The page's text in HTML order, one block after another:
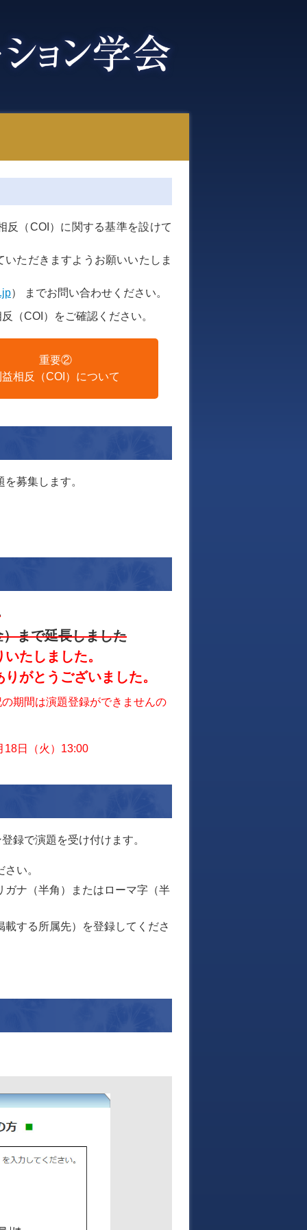
反（COI）に関する基準を設けて
ただきますようお願いいたしま
） までお問い合わせください。
（COI）をご確認ください。
重要②
相反（COI）について
募集します。
まで延長しました
たしました。
がとうございました。
期間は演題登録ができませんの
18日（火）13:00
録で演題を受け付けます。
い。
ナ（半角）またはローマ字（半
する所属先）を登録してくださ